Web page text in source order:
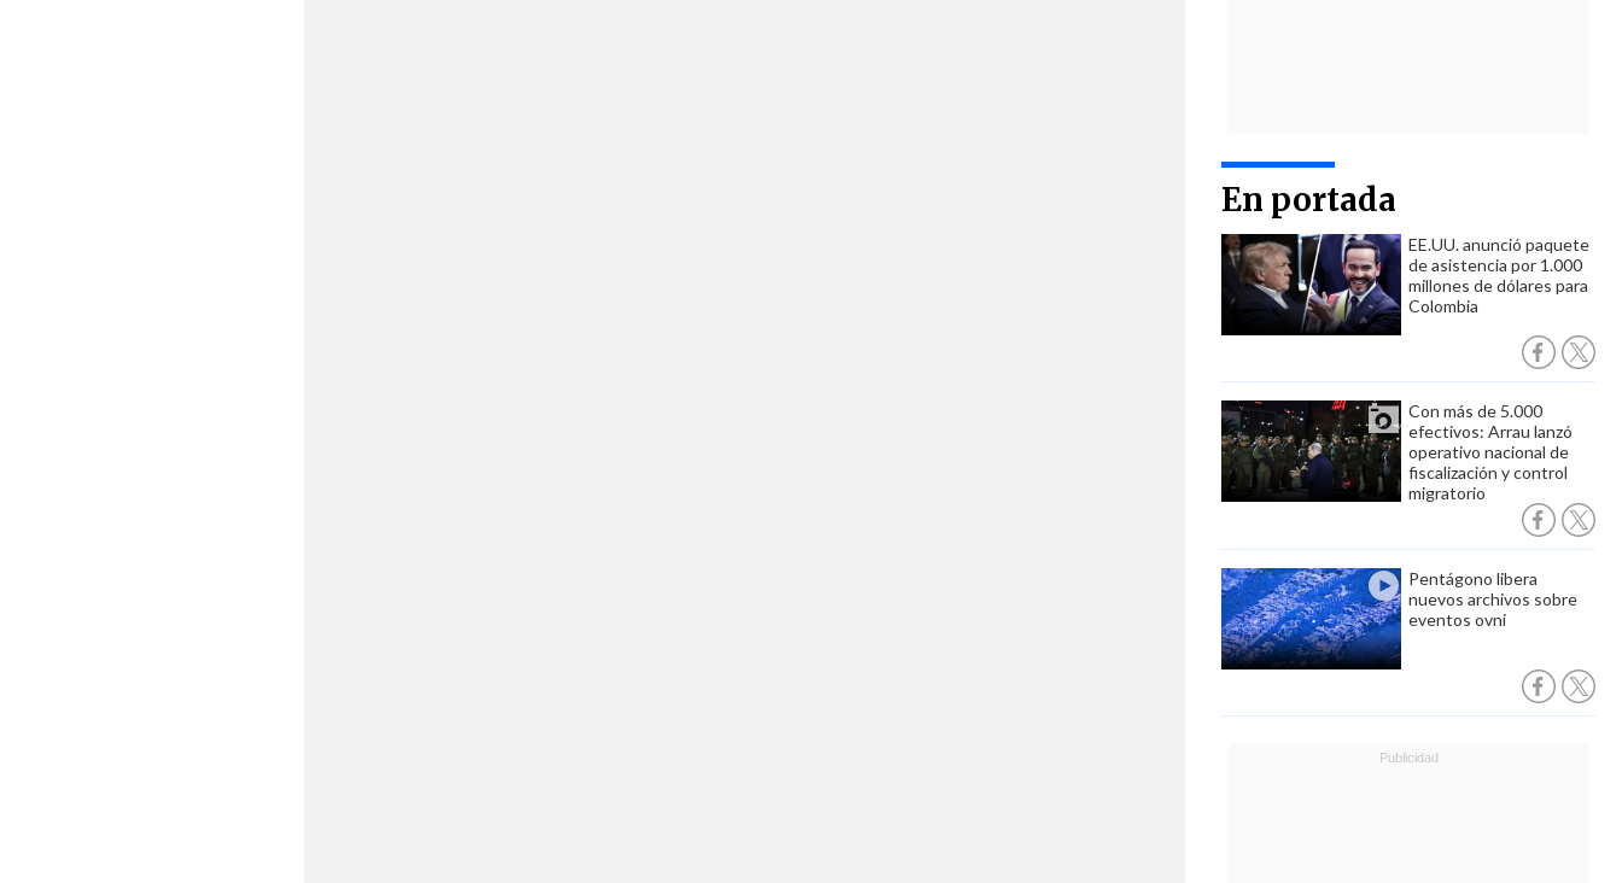
En portada
EE.UU. anunció paquete
de asistencia por 1.000
millones de dólares para
Colombia
Con más de 5.000
efectivos: Arrau lanzó
operativo nacional de
fiscalización y control
migratorio
Pentágono libera
nuevos archivos sobre
eventos ovni